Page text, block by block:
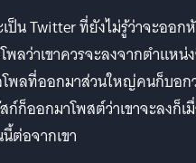
ป็น Twitter ที่ยังไม่รู้ว่าจะออก
ลว่าเขาควรจะลงจากตำแหน่
โพลที่ออกมาส่วนใหญ่คนก็บอก
ก็ออกมาโพสต์ว่าเขาจะลงก็เ
ต่อจากเขา